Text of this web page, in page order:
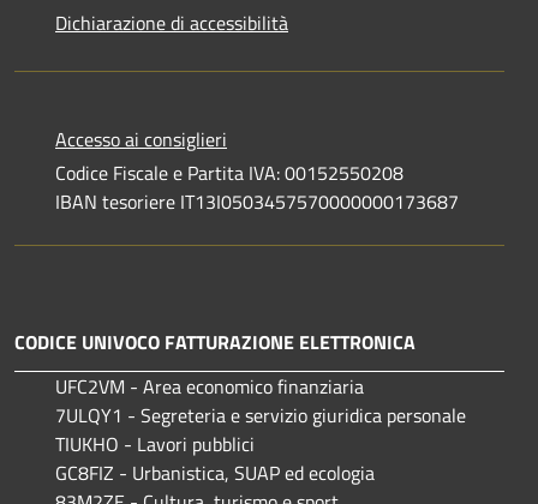
Dichiarazione di accessibilità
Accesso ai consiglieri
Codice Fiscale e Partita IVA: 00152550208
IBAN tesoriere IT13I0503457570000000173687
CODICE UNIVOCO FATTURAZIONE ELETTRONICA
UFC2VM - Area economico finanziaria
7ULQY1 - Segreteria e servizio giuridica personale
TIUKHO - Lavori pubblici
GC8FIZ - Urbanistica, SUAP ed ecologia